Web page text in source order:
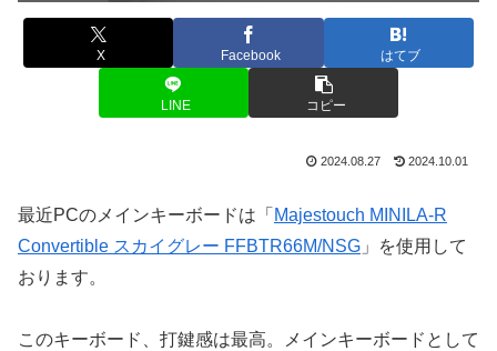
X Facebook はてブ
LINE コピー
2024.08.27 2024.10.01
最近PCのメインキーボードは「 Majestouch MINILA-R
Convertible スカイグレー FFBTR66M/NSG 」を使用して
おります。
このキーボード、打鍵感は最高。メインキーボードとして